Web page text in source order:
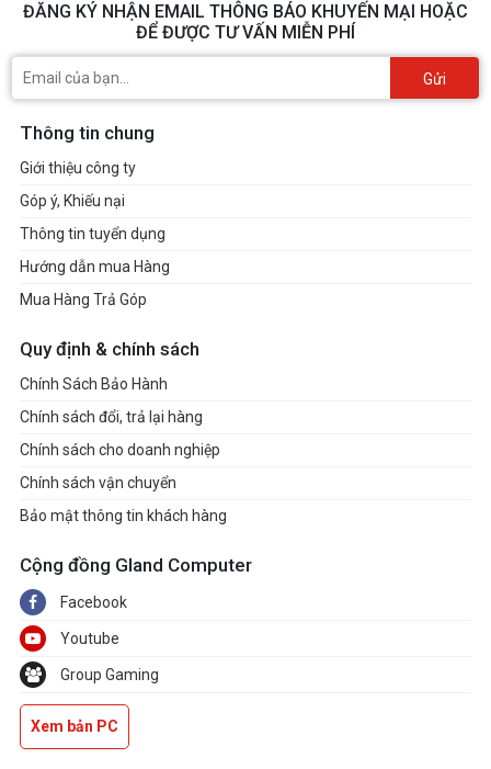
ĐĂNG KÝ NHẬN EMAIL THÔNG BÁO KHUYẾN MẠI HOẶC
ĐỂ ĐƯỢC TƯ VẤN MIỄN PHÍ
Gửi
Thông tin chung
Giới thiệu công ty
Góp ý, Khiếu nại
Thông tin tuyển dụng
Hướng dẫn mua Hàng
Mua Hàng Trả Góp
Quy định & chính sách
Chính Sách Bảo Hành
Chính sách đổi, trả lại hàng
Chính sách cho doanh nghiệp
Chính sách vận chuyển
Bảo mật thông tin khách hàng
Cộng đồng Gland Computer
Facebook
Youtube
Group Gaming
Xem bản PC